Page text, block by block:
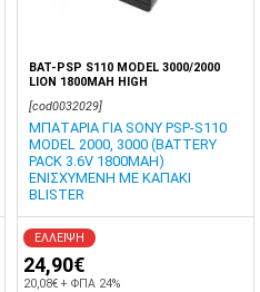
BAT-PSP S110 MODEL 3000/2000
LION 1800MAH HIGH
[cod0032029]
ΜΠΑΤΑΡΙΑ ΓΙΑ SONY PSP-S110
MODEL 2000, 3000 (BATTERY
PACK 3.6V 1800MAH)
ΕΝΙΣΧΥΜΕΝΗ ΜΕ ΚΑΠΑΚΙ
BLISTER
ΕΛΛΕΙΨΗ
24,90€
20,08€ + ΦΠΑ 24%